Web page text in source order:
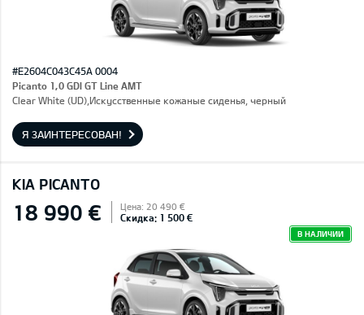
#E2604C043C45A 0004
Picanto 1,0 GDI GT Line AMT
Clear White (UD),Искусственные кожаные сиденья, черный
Я ЗАИНТЕРЕСОВАН!
KIA PICANTO
18 990 € Цена: 20 490 €
Скидка: 1 500 €
В НАЛИЧИИ